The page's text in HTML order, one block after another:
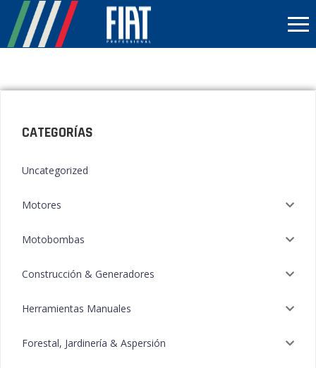
CATEGORÍAS
Uncategorized
Motores
Motobombas
Construcción & Generadores
Herramientas Manuales
Forestal, Jardinería & Aspersión